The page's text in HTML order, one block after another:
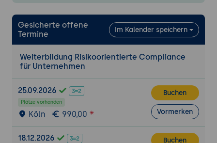
Gesicherte offene
Termine
Im Kalender speichern
Weiterbildung Risikoorientierte Compliance
für Unternehmen
25.09.2026
Plätze vorhanden
Köln 990,00
Buchen
Vormerken
18.12.2026 Buchen